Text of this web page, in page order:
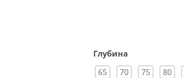
Глубина
65
70 75 80